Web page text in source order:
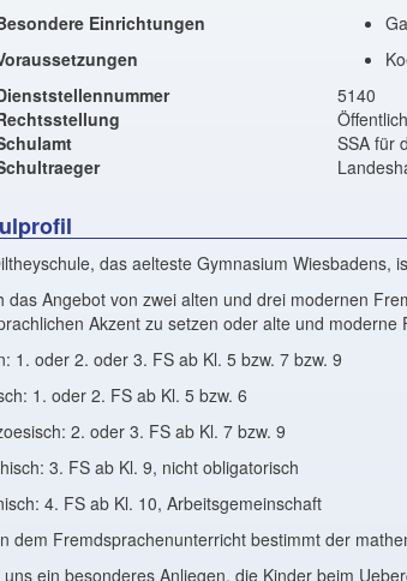
Einrichtungen
5140
SSA für
das aelteste Gymnasium Wiesbadens,
das Angebot von zwei alten und drei modernen
Akzent zu setzen oder alte und
1. oder 2. oder 3. FS ab Kl. 5 bzw. 7 bzw. 9
1. oder 2. FS ab Kl. 5 bzw. 6
2. oder 3. FS ab Kl. 7 bzw. 9
3. FS ab Kl. 9, nicht obligatorisch
4. FS ab Kl. 10, Arbeitsgemeinschaft
dem Fremdsprachenunterricht bestimmt der
uns ein besonderes Anliegen, die Kinder beim